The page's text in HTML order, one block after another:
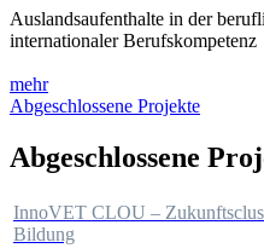
Auslandsaufenthalte in der
internationaler Berufskompetenz
mehr
Abgeschlossene Projekte
Abgeschlossene
InnoVET CLOU –
Bildung